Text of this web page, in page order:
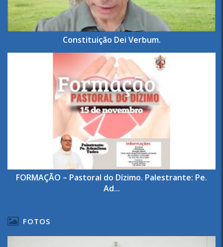
Constituição Dei Verbum.
FORMAÇÃO – Pastoral do Dízimo. Palestrante: Pe.
Ad...
FOTOS